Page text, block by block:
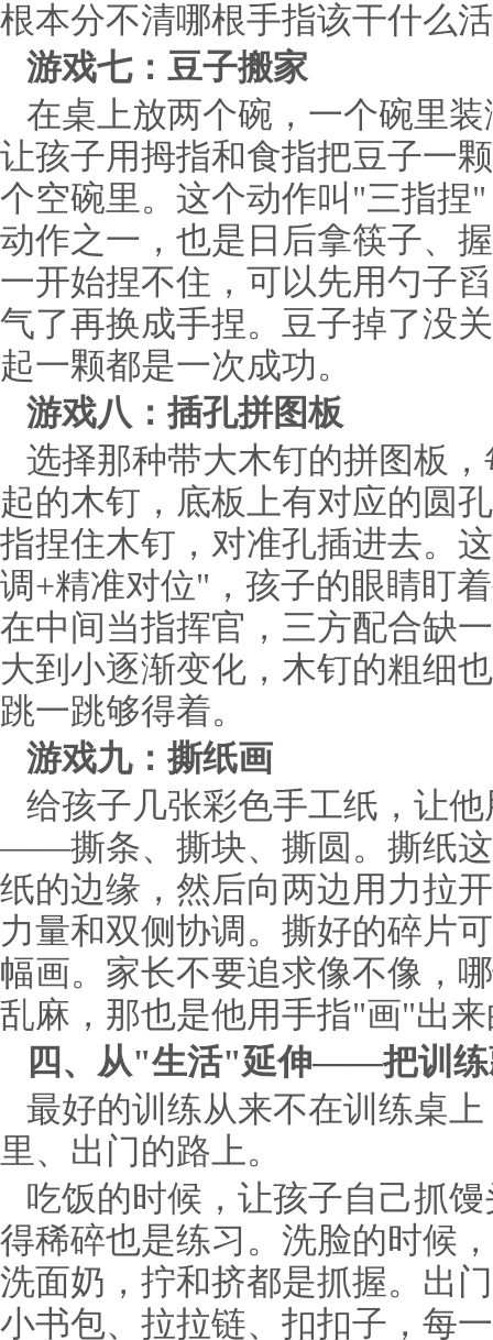
根本分不清哪根手指该干什么
游戏七：豆子搬家
在桌上放两个碗，一个碗里
让孩子用拇指和食指把豆子一
个空碗里。这个动作叫"三指捏
动作之一，也是日后拿筷子、
一开始捏不住，可以先用勺子
气了再换成手捏。豆子掉了没
起一颗都是一次成功。
游戏八：插孔拼图板
选择那种带大木钉的拼图板
起的木钉，底板上有对应的圆
指捏住木钉，对准孔插进去。
调+精准对位"，孩子的眼睛盯
在中间当指挥官，三方配合缺
大到小逐渐变化，木钉的粗细
跳一跳够得着。
游戏九：撕纸画
给孩子几张彩色手工纸，让
——撕条、撕块、撕圆。撕纸
纸的边缘，然后向两边用力拉
力量和双侧协调。撕好的碎片
幅画。家长不要追求像不像，
乱麻，那也是他用手指"画"出
四、从"生活"延伸——把训练
最好的训练从来不在训练桌
里、出门的路上。
吃饭的时候，让孩子自己抓
得稀碎也是练习。洗脸的时候
洗面奶，拧和挤都是抓握。出
小书包、拉拉链、扣扣子，每